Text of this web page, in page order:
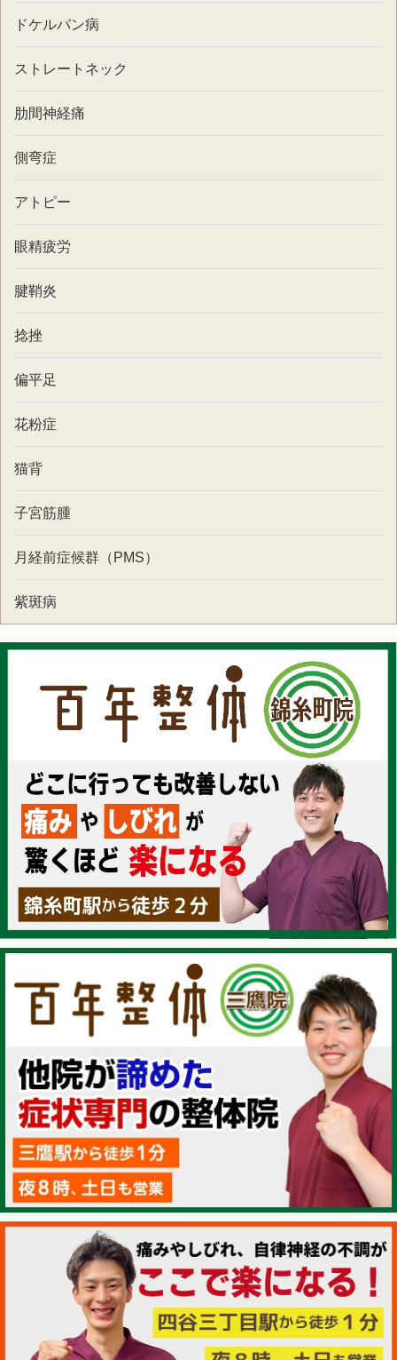
ドケルバン病
ストレートネック
肋間神経痛
側弯症
アトピー
眼精疲労
腱鞘炎
捻挫
偏平足
花粉症
猫背
子宮筋腫
月経前症候群（PMS）
紫斑病